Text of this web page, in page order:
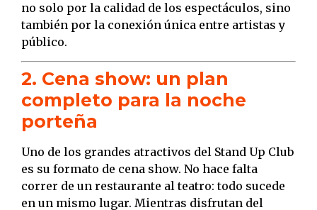
no solo por la calidad de los espectáculos, sino
también por la conexión única entre artistas y
público.
2. Cena show: un plan
completo para la noche
porteña
Uno de los grandes atractivos del Stand Up Club
es su formato de cena show. No hace falta
correr de un restaurante al teatro: todo sucede
en un mismo lugar. Mientras disfrutan del